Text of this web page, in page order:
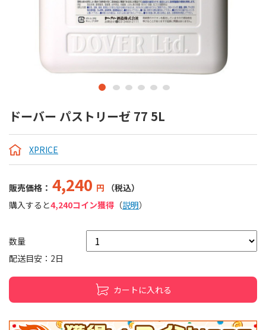
ドーバー パストリーゼ 77 5L
XPRICE
販売価格： 4,240 円
（税込）
購入すると4,240コイン獲得 （説明）
数量
配送目安：2日
カートに入れる